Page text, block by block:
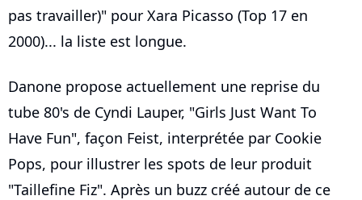
pas travailler)" pour Xara Picasso (Top 17 en
2000)... la liste est longue.
Danone propose actuellement une reprise du
tube 80's de Cyndi Lauper, "Girls Just Want To
Have Fun", façon Feist, interprétée par Cookie
Pops, pour illustrer les spots de leur produit
"Taillefine Fiz". Après un buzz créé autour de ce